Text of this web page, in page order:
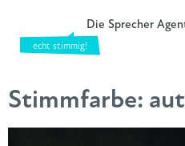
Die Sprecher
Stimmfarbe: